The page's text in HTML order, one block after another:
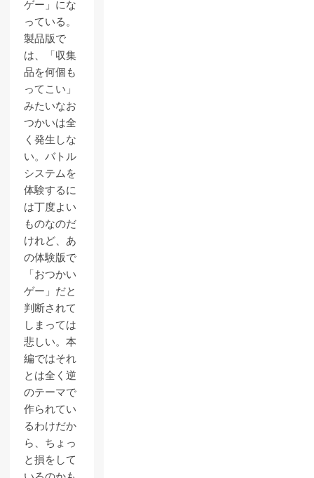
ゲー」にな
っている。
製品版で
は、「収集
品を何個も
ってこい」
みたいなお
つかいは全
く発生しな
い。バトル
システムを
体験するに
は丁度よい
ものなのだ
けれど、あ
の体験版で
「おつかい
ゲー」だと
判断されて
しまっては
悲しい。本
編ではそれ
とは全く逆
のテーマで
作られてい
るわけだか
ら、ちょっ
と損をして